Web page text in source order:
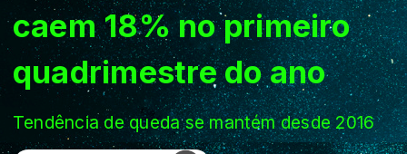
caem 18% no primeiro
quadrimestre do ano
Tendência de queda se mantém desde 2016